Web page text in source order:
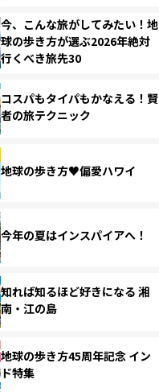
今、こんな旅がしてみたい！地
球の歩き方が選ぶ2026年絶対
行くべき旅先30
コスパもタイパもかなえる！賢
者の旅テクニック
地球の歩き方♥偏愛ハワイ
今年の夏はインスパイアへ！
知れば知るほど好きになる 湘
南・江の島
地球の歩き方45周年記念 イン
ド特集